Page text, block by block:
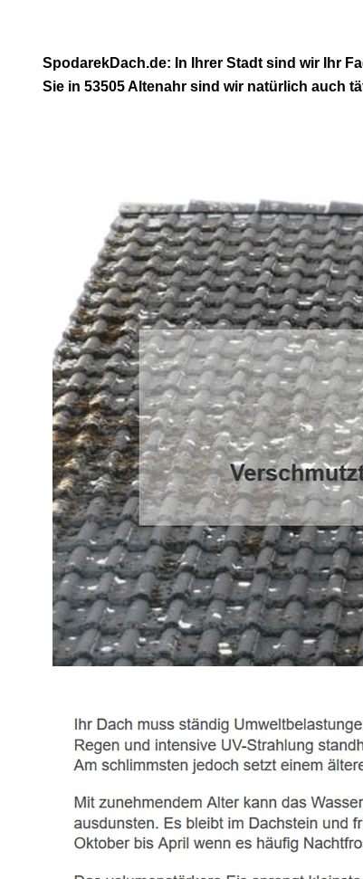
SpodarekDach.de: In Ihrer Stadt sind wir Ihr
Sie in 53505 Altenahr sind wir natürlich auch